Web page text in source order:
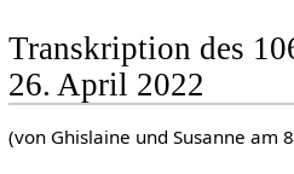
Transkription des
26. April 2022
(von Ghislaine und Susanne am